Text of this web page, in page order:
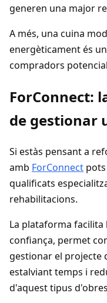
generen una major
A més, una cuina
energèticament és
compradors
ForConnect:
de gestionar
Si estàs pensant a
amb ForConnect
qualificats
rehabilitacions.
La plataforma facilita
confiança, permet
gestionar el projecte
estalviant temps i
d'aquest tipus